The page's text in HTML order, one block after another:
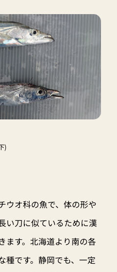
)
ウオ科の魚で、体の形や
い刀に似ているために漢
ます。北海道より南の各
種です。静岡でも、一定